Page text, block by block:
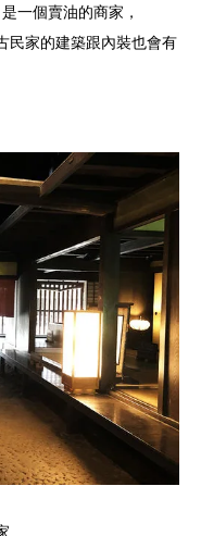
一個賣油的商家，
民家的建築跟內裝也會有